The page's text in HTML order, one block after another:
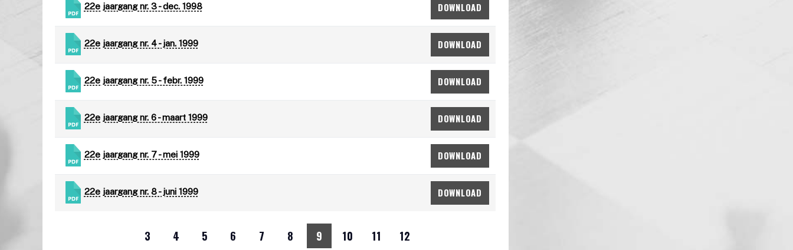
22e jaargang nr. 3 - dec. 1998 DOWNLOAD
22e jaargang nr. 4 - jan. 1999 DOWNLOAD
22e jaargang nr. 5 - febr. 1999 DOWNLOAD
22e jaargang nr. 6 - maart 1999 DOWNLOAD
22e jaargang nr. 7 - mei 1999 DOWNLOAD
22e jaargang nr. 8 - juni 1999 DOWNLOAD
3 4 5 6 7 8 9 10 11 12